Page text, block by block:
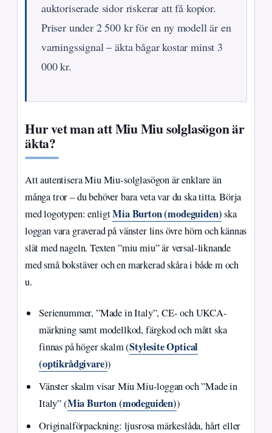
auktoriserade sidor riskerar att få kopior.
Priser under 2 500 kr för en ny modell är en
varningssignal – äkta bågar kostar minst 3
000 kr.
Hur vet man att Miu Miu solglasögon är
äkta?
Att autentisera Miu Miu-solglasögon är enklare än
många tror – du behöver bara veta var du ska titta. Börja
med logotypen: enligtMia Burton (modeguiden)ska
loggan vara graverad på vänster lins övre hörn och kännas
slät med nageln. Texten ”miu miu” är versal-liknande
med små bokstäver och en markerad skåra i både m och
u.
Serienummer, ”Made in Italy”, CE- och UKCA-
märkning samt modellkod, färgkod och mått ska
finnas på höger skalm (Stylesite Optical
(optikrådgivare))
Vänster skalm visar Miu Miu-loggan och ”Made in
Italy” (Mia Burton (modeguiden))
Originalförpackning: ljusrosa märkeslåda, hårt eller